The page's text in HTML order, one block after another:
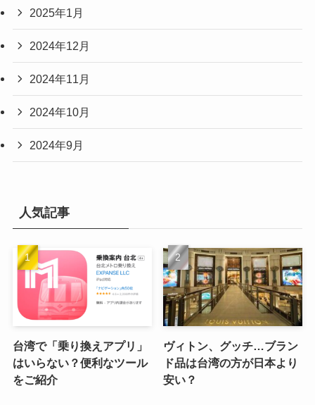
2025年1月
2024年12月
2024年11月
2024年10月
2024年9月
人気記事
台湾で「乗り換えアプリ」
はいらない？便利なツール
をご紹介
ヴィトン、グッチ…ブラン
ド品は台湾の方が日本より
安い？